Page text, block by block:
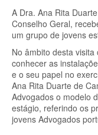
A Dra. Ana Rita
Conselho Geral,
um grupo de jovens
No âmbito desta
conhecer as
e o seu papel no
Ana Rita Duarte de
Advogados o modelo
estágio, referindo os
jovens Advogados